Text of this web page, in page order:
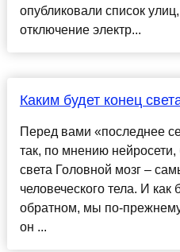
опубликовали список
отключение электр...
Каким будет конец
Перед вами «последнее
так, по мнению нейросети,
света Головной мозг –
человеческого тела. И
обратном, мы по-
он ...